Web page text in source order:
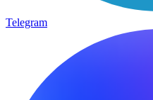
Telegram